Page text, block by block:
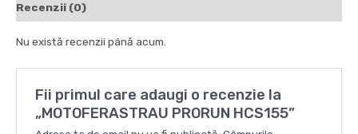
Recenzii (0)
Nu există recenzii până acum.
Fii primul care adaugi o recenzie la
„MOTOFERASTRAU PRORUN HCS155”